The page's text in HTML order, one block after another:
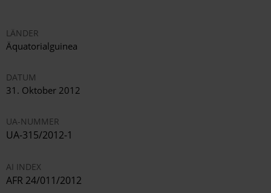
LÄNDER
Äquatorialguinea
DATUM
31. Oktober 2012
UA-NUMMER
UA-315/2012-1
AI INDEX
AFR 24/011/2012